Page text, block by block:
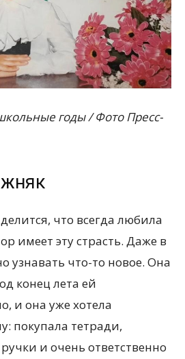
годы / Фото Пресс-
что всегда любила
имеет эту страсть. Даже в
узнавать что-то новое. Она
конец лета ей
и она уже хотела
покупала тетради,
и очень ответственно